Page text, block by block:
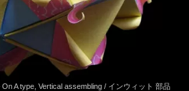
On A type, Vertical assembling / インウィット 部品